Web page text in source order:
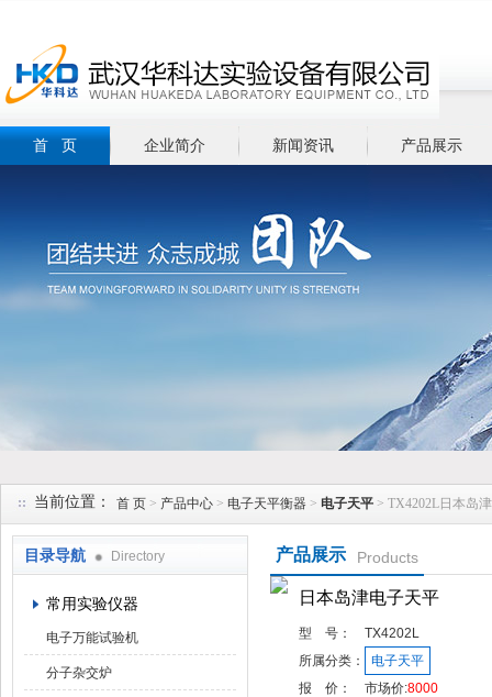
首 页 企业简介 新闻资讯 产品展示
当前位置： 首 页 > 产品中心 > 电子天平衡器 > 电子天平 > TX4202L日本岛
目录导航 Directory
常用实验仪器
电子万能试验机
分子杂交炉
产品展示 Products
日本岛津电子天平
型 号：
TX4202L
所属分类：
电子天平
报 价：
市场价:8000